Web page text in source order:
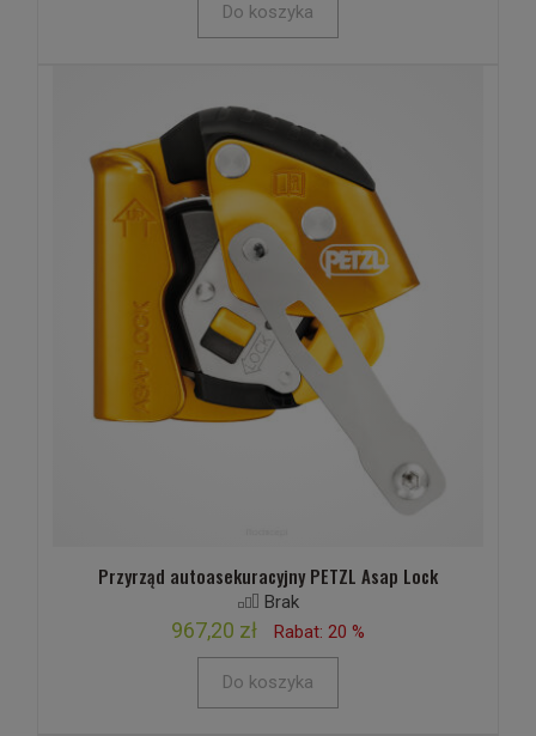
Do koszyka
Przyrząd autoasekuracyjny PETZL Asap Lock
Brak
967,20 zł Rabat: 20 %
Do koszyka